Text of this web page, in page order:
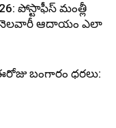
పోస్టాఫీస్ మంత్లీ
నెలవారీ ఆదాయం ఎలా
బంగారం ధరలు: